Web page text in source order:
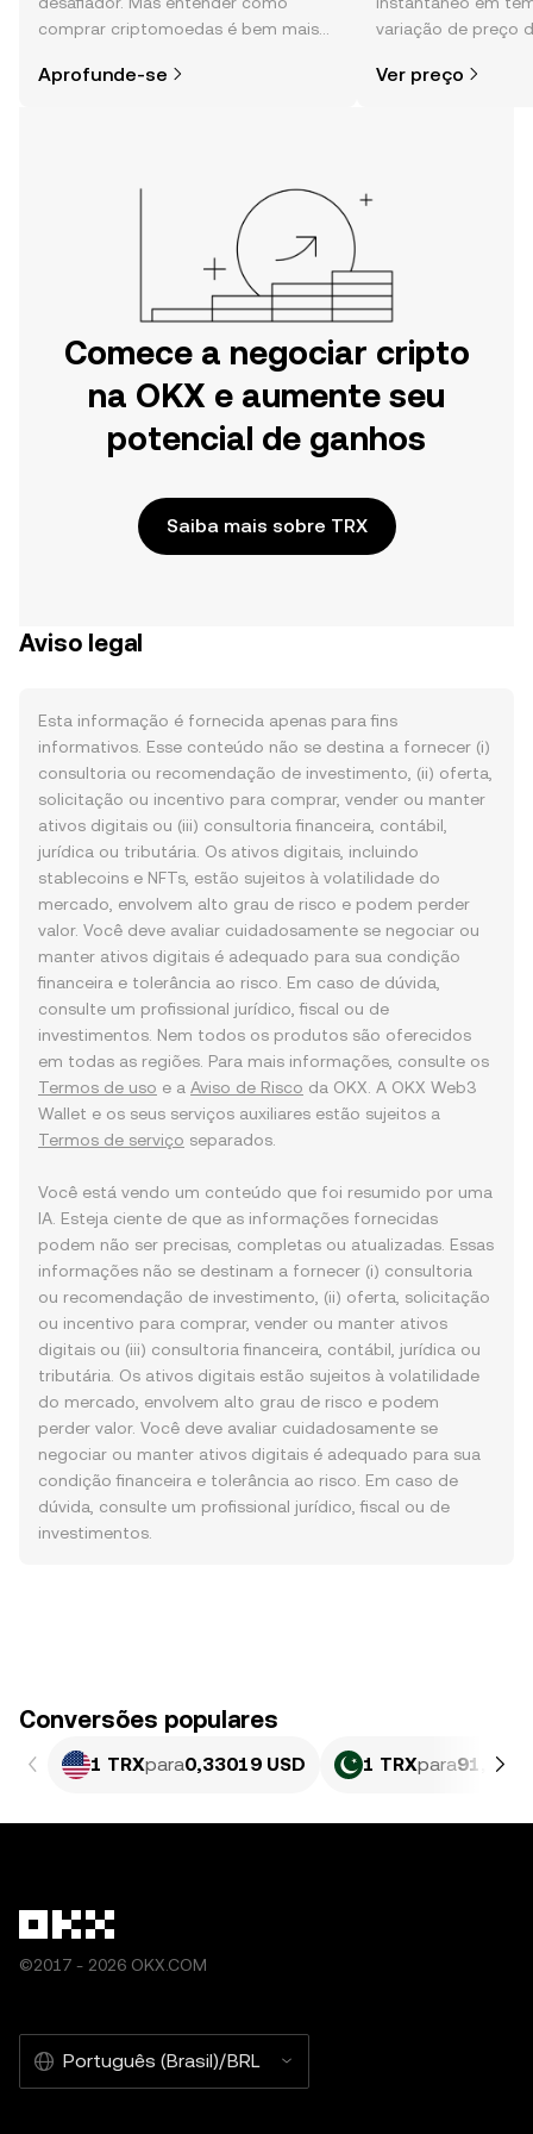
comprar criptomoedas é bem mais
especialmente quando você já sabe
Aprofunde-se
variação de preço
e muito mais.
Ver preço
Comece a negociar cripto
na OKX e aumente seu
potencial de ganhos
Saiba mais sobre TRX
Aviso legal
Esta informação é fornecida apenas para fins
informativos. Esse conteúdo não se destina a fornecer (i)
consultoria ou recomendação de investimento, (ii) oferta,
solicitação ou incentivo para comprar, vender ou manter
ativos digitais ou (iii) consultoria financeira, contábil,
jurídica ou tributária. Os ativos digitais, incluindo
stablecoins e NFTs, estão sujeitos à volatilidade do
mercado, envolvem alto grau de risco e podem perder
valor. Você deve avaliar cuidadosamente se negociar ou
manter ativos digitais é adequado para sua condição
financeira e tolerância ao risco. Em caso de dúvida,
consulte um profissional jurídico, fiscal ou de
investimentos. Nem todos os produtos são oferecidos
em todas as regiões. Para mais informações, consulte os
Termos de uso e a Aviso de Risco da OKX. A OKX Web3
Wallet e os seus serviços auxiliares estão sujeitos a
Termos de serviço separados.
Você está vendo um conteúdo que foi resumido por uma
IA. Esteja ciente de que as informações fornecidas
podem não ser precisas, completas ou atualizadas. Essas
informações não se destinam a fornecer (i) consultoria
ou recomendação de investimento, (ii) oferta, solicitação
ou incentivo para comprar, vender ou manter ativos
digitais ou (iii) consultoria financeira, contábil, jurídica ou
tributária. Os ativos digitais estão sujeitos à volatilidade
do mercado, envolvem alto grau de risco e podem
perder valor. Você deve avaliar cuidadosamente se
negociar ou manter ativos digitais é adequado para sua
condição financeira e tolerância ao risco. Em caso de
dúvida, consulte um profissional jurídico, fiscal ou de
investimentos.
Conversões populares
1 TRXpara0,33019 USD 1 TRXpara91,74
©2017 - 2026 OKX.COM
Português (Brasil)/BRL